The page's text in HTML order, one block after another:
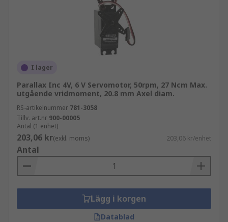
Servomotorer används i stor utsträckning inom
olika branscher och tillämpningar där exakt
rörelsekontroll krävs. Några vanliga
tillämpningar av servomotorer
inkluderar:RobotikCNC-maskinerIndustriell
automationMedicinsk utrustningFlyg- och
försvarsindustriTryck och
förpackningFordonsindustri
I lager
Parallax Inc 4V, 6 V Servomotor, 50rpm, 27 Ncm Max.
utgående vridmoment, 20.8 mm Axel diam.
RS-artikelnummer 781-3058
Tillv. art.nr 900-00005
Antal (1 enhet)
203,06 kr(exkl. moms) 203,06 kr/enhet
Antal
Lägg i korgen
Datablad